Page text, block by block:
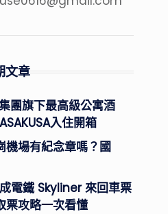
文章
團旗下最高級公寓酒
入住開箱
機場有紀念章嗎？國
電鐵 Skyliner 來回車票
票攻略一次看懂